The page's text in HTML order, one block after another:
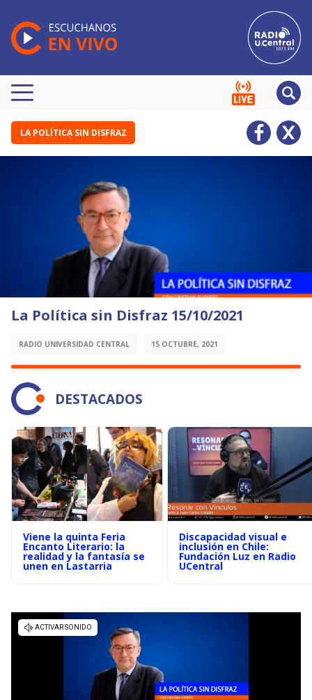
LA POLÍTICA SIN DISFRAZ
La Política sin Disfraz 15/10/2021
RADIO UNIVERSIDAD CENTRAL 15 OCTUBRE, 2021
DESTACADOS
Viene la quinta Feria
Encanto Literario: la
realidad y la fantasía se
unen en Lastarria
Discapacidad visual e
inclusión en Chile:
Fundación Luz en Radio
UCentral